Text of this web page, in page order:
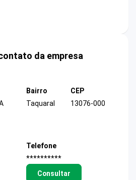
da empresa
Bairro
Taquaral
CEP
13076-000
Telefone
**********
Consultar